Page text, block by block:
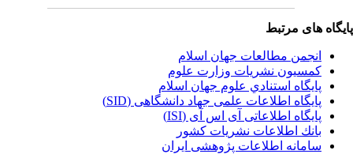
های مرتبط
انجمن مطالعات جهان اسلام
کمسیون نشریات وزارت علوم
پايگاه استنادي علوم جهان اسلام
پایگاه اطلاعات علمی جهاد دانشگاهی (SID)
پایگاه اطلاعاتی آی اس آی (ISI)
بانك اطلاعات نشريات كشور
سامانه اطلاعات پژوهشی ایران